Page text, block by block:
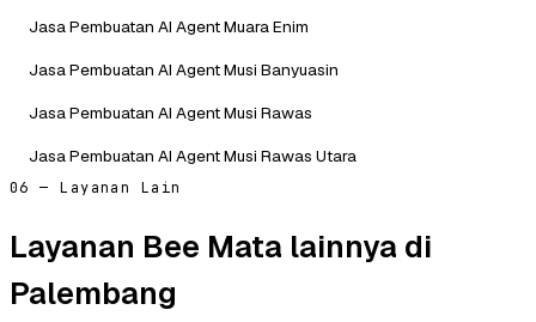
Jasa Pembuatan AI Agent Muara Enim
Jasa Pembuatan AI Agent Musi Banyuasin
Jasa Pembuatan AI Agent Musi Rawas
Jasa Pembuatan AI Agent Musi Rawas Utara
06 — Layanan Lain
Layanan Bee Mata lainnya di
Palembang